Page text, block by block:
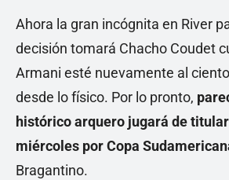
Ahora la gran incógnita en River
decisión tomará Chacho Coudet
Armani esté nuevamente al
desde lo físico. Por lo pronto,
histórico arquero jugará de
miércoles por Copa
Bragantino.